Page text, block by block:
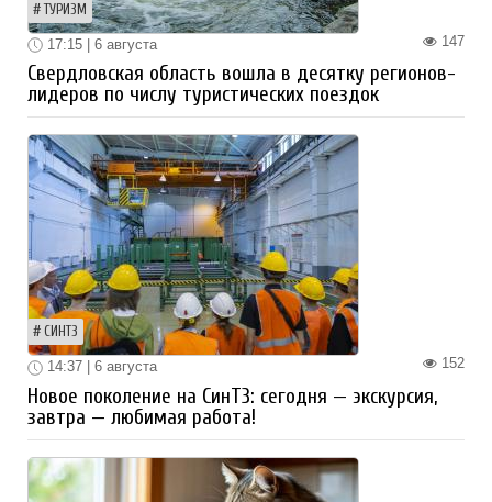
ТУРИЗМ
147
17:15 | 6 августа
Свердловская область вошла в десятку регионов-
лидеров по числу туристических поездок
СИНТЗ
152
14:37 | 6 августа
Новое поколение на СинТЗ: сегодня — экскурсия,
завтра — любимая работа!